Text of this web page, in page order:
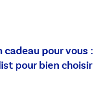
cadeau pour vous :
pour bien choisir